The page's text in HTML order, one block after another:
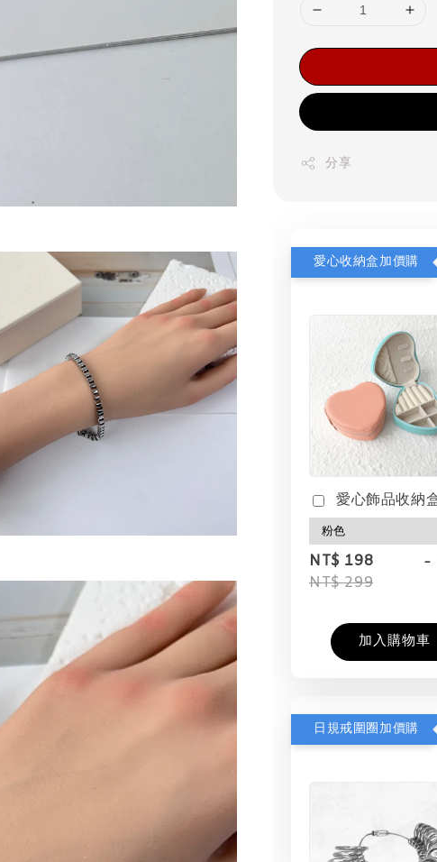
分享
愛心收納盒加價購
愛心飾品收納
NT$ 198
NT$ 299
-
加入購物車
日規戒圍圈加價購